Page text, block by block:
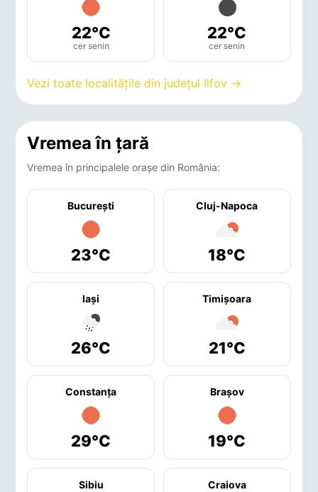
22°C
cer senin
22°C
cer senin
Vezi toate localitățile din județul Ilfov →
Vremea în țară
Vremea în principalele orașe din România:
București
23°C
Cluj-Napoca
18°C
Iaşi
26°C
Timişoara
21°C
Constanţa
29°C
Braşov
19°C
Sibiu Craiova